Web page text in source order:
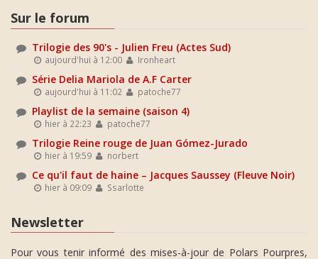
Sur le forum
Trilogie des 90's - Julien Freu (Actes Sud)
aujourd'hui à 12:00 Ironheart
Série Delia Mariola de A.F Carter
aujourd'hui à 11:02 patoche77
Playlist de la semaine (saison 4)
hier à 22:23 patoche77
Trilogie Reine rouge de Juan Gómez-Jurado
hier à 19:59 norbert
Ce qu'il faut de haine – Jacques Saussey (Fleuve Noir)
hier à 09:09 Ssarlotte
Newsletter
Pour vous tenir informé des mises-à-jour de Polars Pourpres,